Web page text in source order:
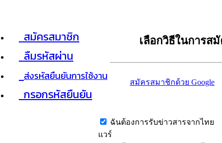
สมัครสมาชิก
ลืมรหัสผ่าน
ส่งรหัสยืนยันการใช้งาน
กรอกรหัสยืนยัน
เลือกวิธีในการส
สมัครสมาชิกด้วย Google
ฉันต้องการรับข่าวสารจากไทย
แวร์